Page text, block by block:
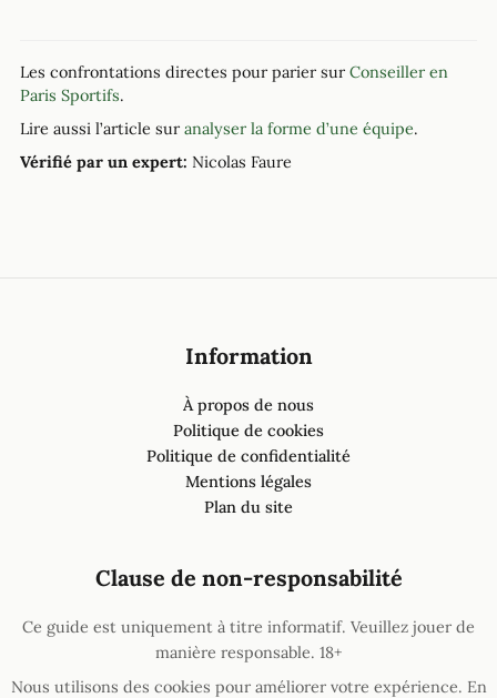
Les confrontations directes pour parier sur Conseiller en
Paris Sportifs.
Lire aussi l’article sur analyser la forme d’une équipe.
Vérifié par un expert: Nicolas Faure
Information
À propos de nous
Politique de cookies
Politique de confidentialité
Mentions légales
Plan du site
Clause de non-responsabilité
Ce guide est uniquement à titre informatif. Veuillez jouer de
manière responsable. 18+
Nous utilisons des cookies pour améliorer votre expérience. En